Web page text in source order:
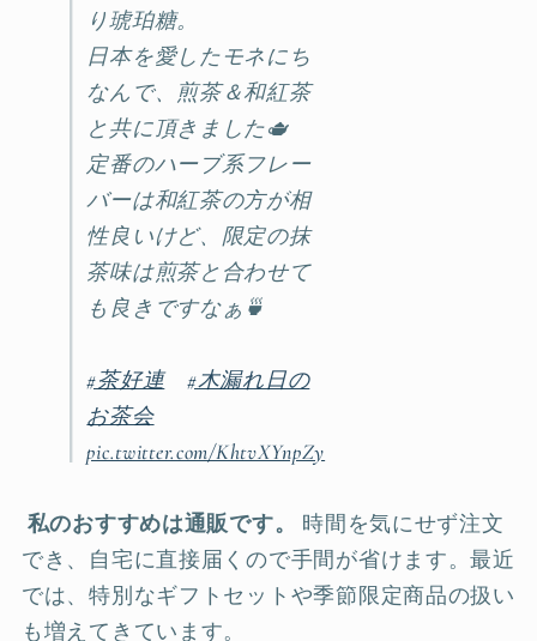
り琥珀糖。
日本を愛したモネにち
なんで、煎茶＆和紅茶
と共に頂きました🫖
定番のハーブ系フレー
バーは和紅茶の方が相
性良いけど、限定の抹
茶味は煎茶と合わせて
も良きですなぁ🍵
#茶好連
#木漏れ日の
お茶会
pic.twitter.com/KhtvXYnpZy
私のおすすめは通販です。
時間を気にせず注文
でき、自宅に直接届くので手間が省けます。最近
では、特別なギフトセットや季節限定商品の扱い
も増えてきています。